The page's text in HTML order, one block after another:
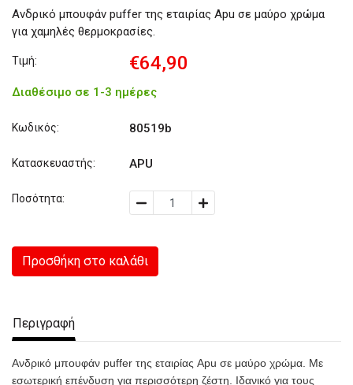
Ανδρικό μπουφάν puffer της εταιρίας Apu σε μαύρο χρώμα
για χαμηλές θερμοκρασίες.
Τιμή: €64,90
Διαθέσιμο σε 1-3 ημέρες
Κωδικός: 80519b
Κατασκευαστής: APU
Ποσότητα:
Προσθήκη στο καλάθι
Περιγραφή
Ανδρικό μπουφάν puffer της εταιρίας Apu σε μαύρο χρώμα. Με
εσωτερική επένδυση για περισσότερη ζέστη. Ιδανικό για τους